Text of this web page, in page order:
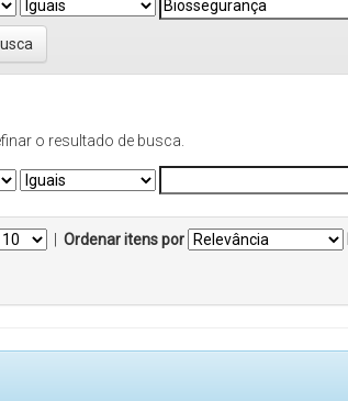
o resultado de busca.
Ordenar itens por